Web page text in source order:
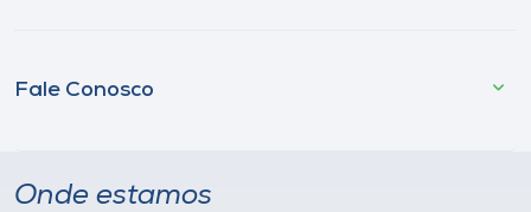
Fale Conosco
Onde estamos